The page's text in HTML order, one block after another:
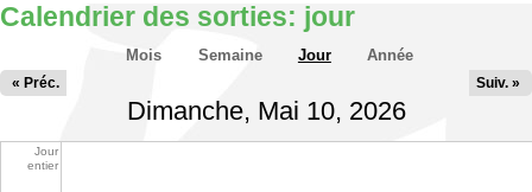
Calendrier des sorties: jour
Onglets principauxMois Semaine Jour(onglet actif)
Année
Dimanche, Mai 10, 2026
« Préc. Suiv. »
Jour
entier